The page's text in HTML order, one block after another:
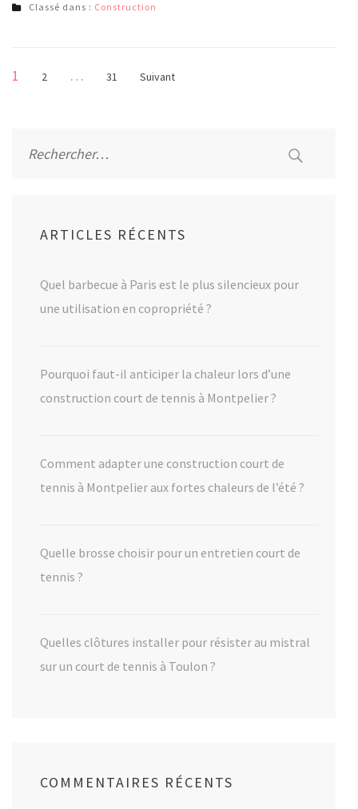
Classé dans : Construction
Pagination
Page
1 Page
2 … Page
31 Suivant
ARTICLES RÉCENTS
Quel barbecue à Paris est le plus silencieux pour
une utilisation en copropriété ?
Pourquoi faut-il anticiper la chaleur lors d’une
construction court de tennis à Montpelier ?
Comment adapter une construction court de
tennis à Montpelier aux fortes chaleurs de l’été ?
Quelle brosse choisir pour un entretien court de
tennis ?
Quelles clôtures installer pour résister au mistral
sur un court de tennis à Toulon ?
COMMENTAIRES RÉCENTS